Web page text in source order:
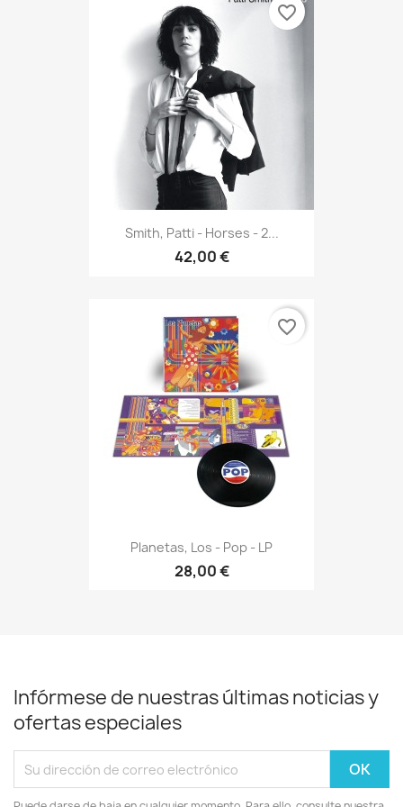
Smith, Patti - Horses - 2...
42,00 €
favorite_border
Planetas, Los - Pop - LP
28,00 €
favorite_border
Infórmese de nuestras últimas noticias y
ofertas especiales